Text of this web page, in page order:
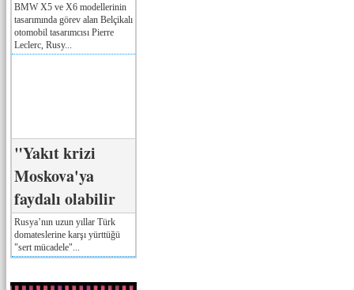
BMW X5 ve X6 modellerinin
tasarımında görev alan Belçikalı
otomobil tasarımcısı Pierre
Leclerc, Rusy...
"Yakıt krizi
Moskova'ya
faydalı olabilir
Rusya’nın uzun yıllar Türk
domateslerine karşı yürttüğü
"sert mücadele"...